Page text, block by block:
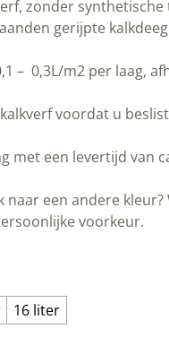
zonder
gerijpte
– 0,3L/m2 per laag,
voordat u
met een levertijd van
naar een andere
voorkeur.
16 liter